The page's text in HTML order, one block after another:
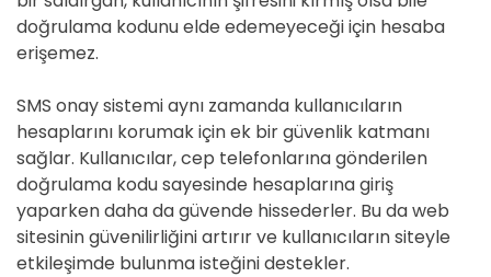
doğrulama kodunu elde edemeyeceği için hesaba
erişemez.
SMS onay sistemi aynı zamanda kullanıcıların
hesaplarını korumak için ek bir güvenlik katmanı
sağlar. Kullanıcılar, cep telefonlarına gönderilen
doğrulama kodu sayesinde hesaplarına giriş
yaparken daha da güvende hissederler. Bu da web
sitesinin güvenilirliğini artırır ve kullanıcıların siteyle
etkileşimde bulunma isteğini destekler.